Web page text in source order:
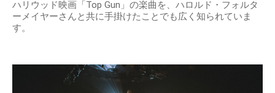
ハリウッド映画「Top Gun」の楽曲を、ハロルド・フォルタ
ーメイヤーさんと共に手掛けたことでも広く知られていま
す。